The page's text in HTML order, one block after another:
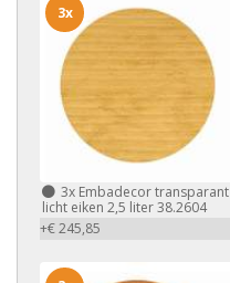
3x Embadecor transparant
licht eiken 2,5 liter 38.2604
+€ 245,85
3x